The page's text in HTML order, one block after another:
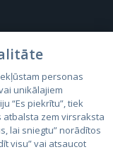
personas
unikālajiem
“Es piekrītu”, tiek
zem virsraksta
lai sniegtu” norādītos
visu” vai atsaucot